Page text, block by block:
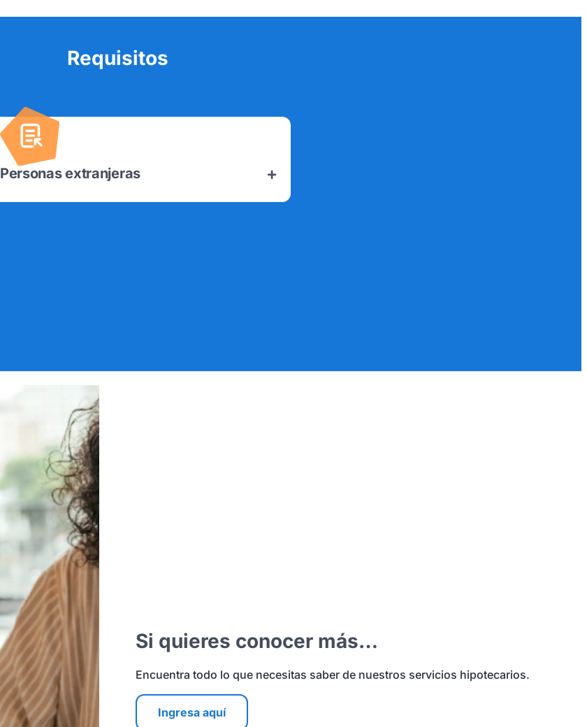
Requisitos
Personas extranjeras
Si quieres conocer más…
Encuentra todo lo que necesitas saber de nuestros servicios hipotecarios.
Ingresa aquí